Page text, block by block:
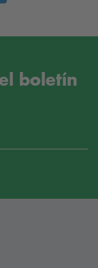
boletín